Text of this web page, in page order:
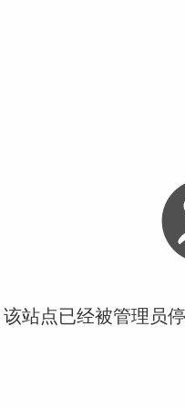
站点已经被管理员